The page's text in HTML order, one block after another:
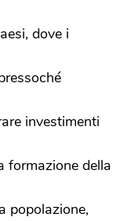
dove i
investimenti
formazione della
popolazione,